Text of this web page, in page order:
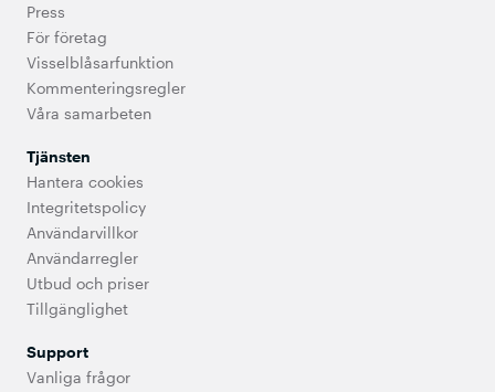
Press
För företag
Visselblåsarfunktion
Kommenteringsregler
Våra samarbeten
Tjänsten
Hantera cookies
Integritetspolicy
Användarvillkor
Användarregler
Utbud och priser
Tillgänglighet
Support
Vanliga frågor